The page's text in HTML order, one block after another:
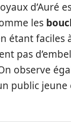
d’Auré
les
étant
pas
observe
public jeune